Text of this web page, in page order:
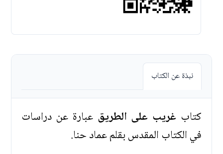
نبذة عن الكتاب
كتاب غريب على الطريق عبارة عن دراسات
في الكتاب المقدس بقلم عماد حنا.